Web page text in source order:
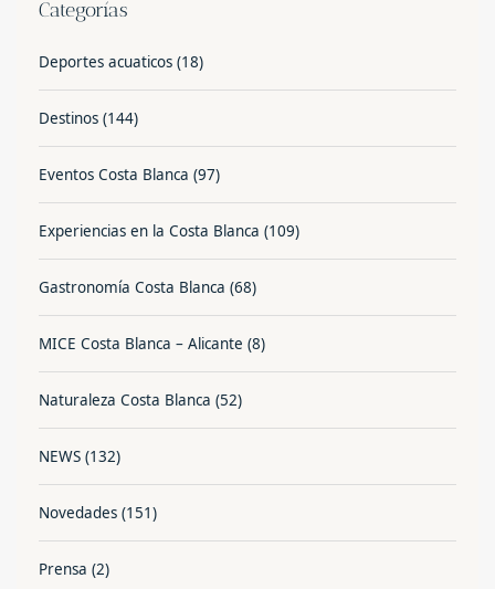
Categorías
Deportes acuaticos (18)
Destinos (144)
Eventos Costa Blanca (97)
Experiencias en la Costa Blanca (109)
Gastronomía Costa Blanca (68)
MICE Costa Blanca – Alicante (8)
Naturaleza Costa Blanca (52)
NEWS (132)
Novedades (151)
Prensa (2)